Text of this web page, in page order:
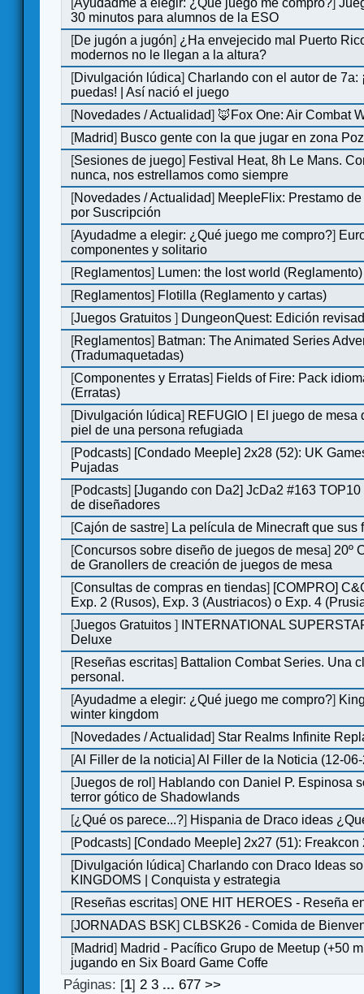
[Ayudadme a elegir: ¿Qué juego me compro? ]
30 minutos para alumnos de la ESO
[De jugón a jugón] ¿Ha envejecido mal Puerto
modernos no le llegan a la altura?
[Divulgación lúdica]Charlando con el autor de 7a:
puedas! | Así nació el juego
[Novedades / Actualidad] 🦊Fox One: Air Combat
[Madrid] Busco gente con la que jugar en zona
[Sesiones de juego] Festival Heat, 8h Le Mans.
nunca, nos estrellamos como siempre
[Novedades / Actualidad] MeepleFlix: Prestamo
por Suscripción
[Ayudadme a elegir: ¿Qué juego me compro?]
componentes y solitario
[Reglamentos] Lumen: the lost world (Reglamento)
[Reglamentos] Flotilla (Reglamento y cartas)
[Juegos Gratuitos] DungeonQuest: Edición
[Reglamentos] Batman: The Animated Series
(Tradumaquetadas)
[Componentes y Erratas] Fields of Fire: Pack
(Erratas)
[Divulgación lúdica] REFUGIO | El juego de mesa
piel de una persona refugiada
[Podcasts] [Condado Meeple] 2x28 (52): UK
Pujadas
[Podcasts] [Jugando con Da2] JcDa2 #163
de diseñadores
[Cajón de sastre] La película de Minecraft que sus
[Concursos sobre diseño de juegos de mesa] 20º
de Granollers de creación de juegos de mesa
[Consultas de compras en tiendas] [COMPRO]
Exp. 2 (Rusos), Exp. 3 (Austriacos) o Exp. 4
[Juegos Gratuitos]
INTERNATIONAL
Deluxe
[Reseñas escritas] Battalion Combat Series. Una
personal.
[Ayudadme a elegir: ¿Qué juego me compro?]
winter kingdom
[Novedades / Actualidad] Star Realms Infinite
[Al Filler de la noticia]Al Filler de la Noticia (12-
[Juegos de rol] Hablando con Daniel P. Espinosa
terror gótico de Shadowlands
[¿Qué os parece...?] Hispania de Draco ideas
[Podcasts] [Condado Meeple] 2x27 (51): Freakcon
[Divulgación lúdica]Charlando con Draco Ideas
KINGDOMS | Conquista y estrategia
[Reseñas escritas]ONE HIT HEROES - Reseña
[JORNADAS BSK]CLBSK26 - Comida de
[Madrid] Madrid - Pacífico Grupo de Meetup (+50
jugando en Six Board Game Coffe
Páginas: [1]2 3 ...677 >>